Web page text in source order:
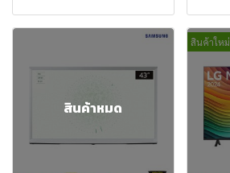
สินค้าหมด
สินค้าใหม่